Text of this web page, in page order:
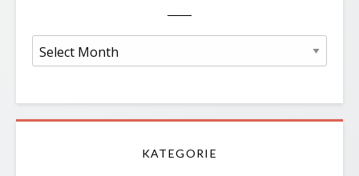
Archiwum
KATEGORIE